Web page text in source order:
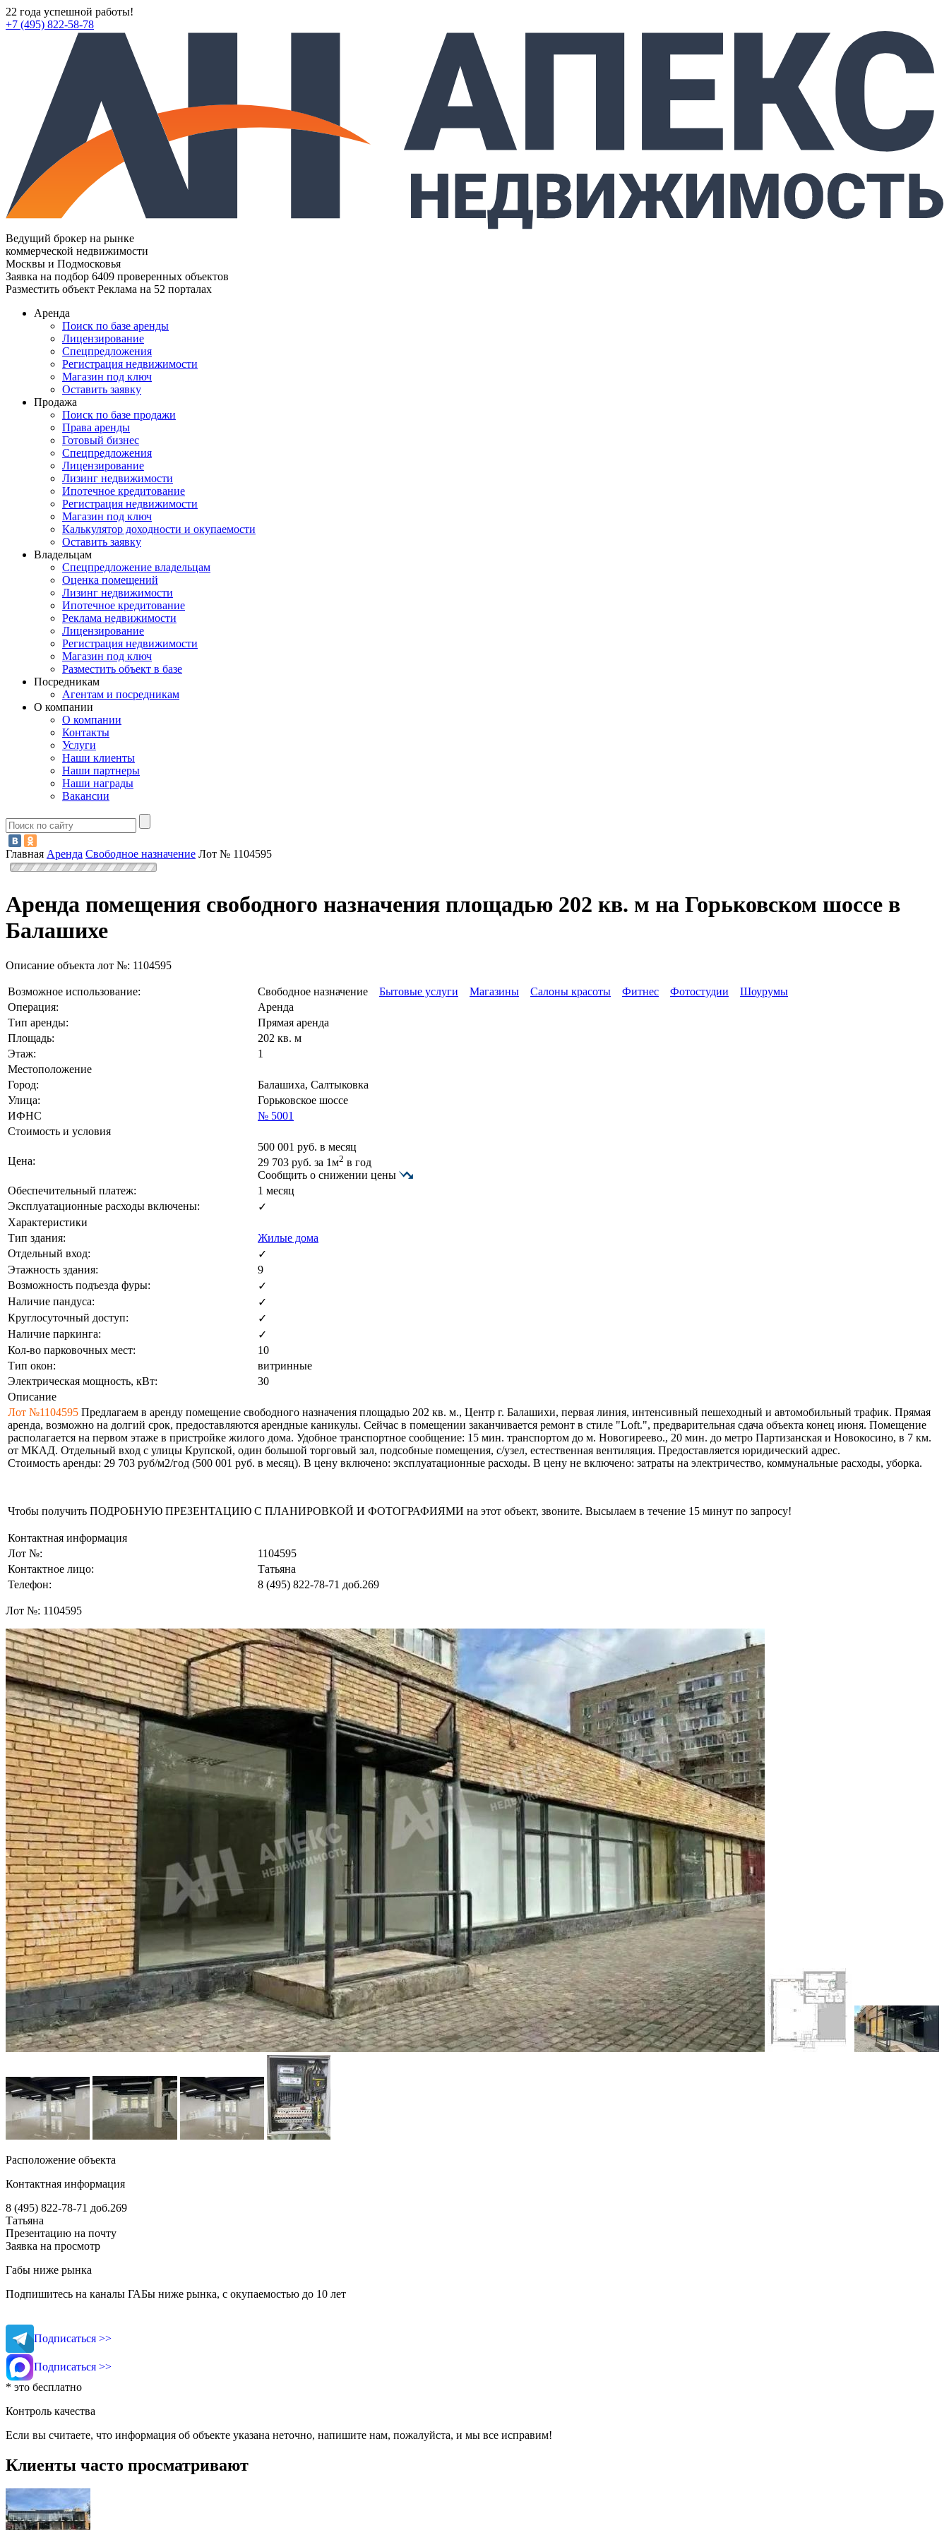
22 года успешной работы!
+7 (495) 822-58-78
Ведущий брокер на рынке
коммерческой недвижимости
Москвы и Подмосковья
Заявка на подбор 6409 проверенных объектов
Разместить объект Реклама на 52 порталах
Аренда
Поиск по базе аренды
Лицензирование
Спецпредложения
Регистрация недвижимости
Магазин под ключ
Оставить заявку
Продажа
Поиск по базе продажи
Права аренды
Готовый бизнес
Спецпредложения
Лицензирование
Лизинг недвижимости
Ипотечное кредитование
Регистрация недвижимости
Магазин под ключ
Калькулятор доходности и окупаемости
Оставить заявку
Владельцам
Спецпредложение владельцам
Оценка помещений
Лизинг недвижимости
Ипотечное кредитование
Реклама недвижимости
Лицензирование
Регистрация недвижимости
Магазин под ключ
Разместить объект в базе
Посредникам
Агентам и посредникам
О компании
О компании
Контакты
Услуги
Наши клиенты
Наши партнеры
Наши награды
Вакансии
Главная Аренда Свободное назначение Лот № 1104595
Аренда помещения свободного назначения площадью 202 кв. м на Горьковском шоссе в
Балашихе
Описание объекта лот №: 1104595
Возможное использование: Свободное назначение Бытовые услуги Магазины Салоны красоты Фитнес Фотостудии
Шоурумы
Операция:
Аренда
Тип аренды:
Прямая аренда
Площадь:
202 кв. м
Этаж:
1
Местоположение
Город:
Балашиха, Салтыковка
Улица:
Горьковское шоссе
ИФНС
№ 5001
Стоимость и условия
Цена:
500 001 руб. в месяц
29 703 руб. за 1м2 в год
Сообщить о снижении цены
Обеспечительный платеж:
1 месяц
Эксплуатационные расходы включены:
✓
Характеристики
Тип здания:
Жилые дома
Отдельный вход:
✓
Этажность здания:
9
Возможность подъезда фуры:
✓
Наличие пандуса:
✓
Круглосуточный доступ:
✓
Наличие паркинга:
✓
Кол-во парковочных мест:
10
Тип окон:
витринные
Электрическая мощность, кВт:
30
Описание
Лот №1104595 Предлагаем в аренду помещение свободного назначения площадью 202 кв. м., Центр г. Балашихи, первая линия, интенсивный пешеходный и автомобильный трафик. Прямая
аренда, возможно на долгий срок, предоставляются арендные каникулы. Сейчас в помещении заканчивается ремонт в стиле "Loft.", предварительная сдача объекта конец июня. Помещение
располагается на первом этаже в пристройке жилого дома. Удобное транспортное сообщение: 15 мин. транспортом до м. Новогиреево., 20 мин. до метро Партизанская и Новокосино, в 7 км.
от МКАД. Отдельный вход с улицы Крупской, один большой торговый зал, подсобные помещения, с/узел, естественная вентиляция. Предоставляется юридический адрес.
Стоимость аренды: 29 703 руб/м2/год (500 001 руб. в месяц). В цену включено: эксплуатационные расходы. В цену не включено: затраты на электричество, коммунальные расходы, уборка.
Чтобы получить ПОДРОБНУЮ ПРЕЗЕНТАЦИЮ С ПЛАНИРОВКОЙ И ФОТОГРАФИЯМИ на этот объект, звоните. Высылаем в течение 15 минут по запросу!
Контактная информация
Лот №:
1104595
Контактное лицо:
Татьяна
Телефон:
8 (495) 822-78-71 доб.269
Лот №: 1104595
Расположение объекта
Контактная информация
8 (495) 822-78-71 доб.269
Татьяна
Презентацию на почту
Заявка на просмотр
Габы ниже рынка
Подпишитесь на каналы ГАБы ниже рынка, с окупаемостью до 10 лет
Подписаться >>
Подписаться >>
* это бесплатно
Контроль качества
Если вы считаете, что информация об объекте указана неточно, напишите нам, пожалуйста, и мы все исправим!
Клиенты часто просматривают